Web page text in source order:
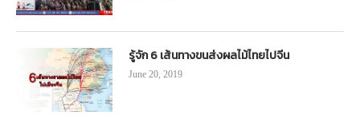
รู้จัก 6 เส้นทางขนส่งผลไม้ไทยไปจีน
June 20, 2019